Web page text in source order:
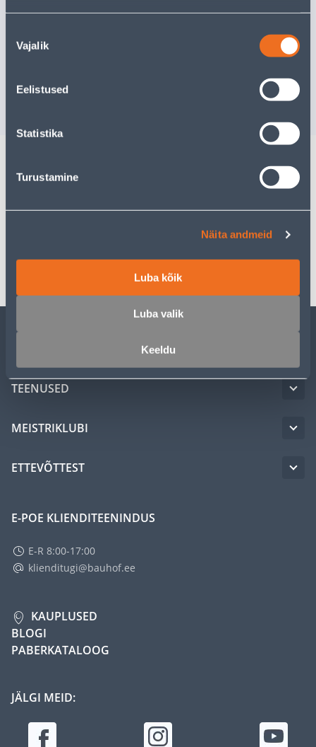
valik
Vajalik
Eelistused
Statistika
Turustamine
Näita andmeid
Luba kõik
Luba valik
Keeldu
Sarnased tooted
PEITPEA
19
.72 €
11.83 €
Kirjeldus
Transport
TEENUSED
MEISTRIKLUBI
ETTEVÕTTEST
E-POE KLIENDITEENINDUS
E-R 8:00-17:00
klienditugi@bauhof.ee
KAUPLUSED
BLOGI
PABERKATALOOG
JÄLGI MEID: